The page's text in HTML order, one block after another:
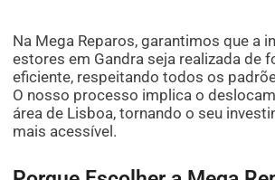
Na Mega Reparos, garantimos que a
estores em Gandra seja realizada de
eficiente, respeitando todos os
O nosso processo implica o
área de Lisboa, tornando o seu
mais acessível.